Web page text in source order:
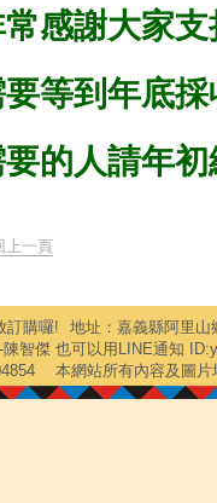
感謝大家
要等到年底
要的人請年
上一頁
訂購囉!
地址：嘉義縣阿里
智傑 也可以用LINE通知
本網站所有內容及圖